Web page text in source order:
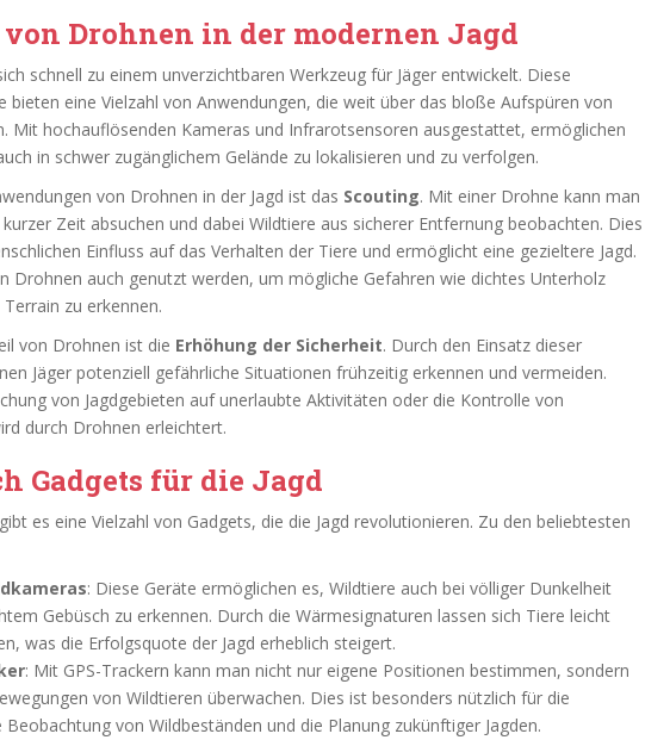
von Drohnen in der modernen Jagd
schnell zu einem unverzichtbaren Werkzeug für Jäger entwickelt. Diese
bieten eine Vielzahl von Anwendungen, die weit über das bloße Aufspüren von
Mit hochauflösenden Kameras und Infrarotsensoren ausgestattet, ermöglichen
in schwer zugänglichem Gelände zu lokalisieren und zu verfolgen.
von Drohnen in der Jagd ist das Scouting. Mit einer Drohne kann man
Zeit absuchen und dabei Wildtiere aus sicherer Entfernung beobachten. Dies
Einfluss auf das Verhalten der Tiere und ermöglicht eine gezieltere Jagd.
Drohnen auch genutzt werden, um mögliche Gefahren wie dichtes Unterholz
zu erkennen.
von Drohnen ist die Erhöhung der Sicherheit. Durch den Einsatz dieser
Jäger potenziell gefährliche Situationen frühzeitig erkennen und vermeiden.
von Jagdgebieten auf unerlaubte Aktivitäten oder die Kontrolle von
durch Drohnen erleichtert.
Gadgets für die Jagd
es eine Vielzahl von Gadgets, die die Jagd revolutionieren. Zu den beliebtesten
: Diese Geräte ermöglichen es, Wildtiere auch bei völliger Dunkelheit
Gebüsch zu erkennen. Durch die Wärmesignaturen lassen sich Tiere leicht
was die Erfolgsquote der Jagd erheblich steigert.
: Mit GPS-Trackern kann man nicht nur eigene Positionen bestimmen, sondern
von Wildtieren überwachen. Dies ist besonders nützlich für die
von Wildbeständen und die Planung zukünftiger Jagden.